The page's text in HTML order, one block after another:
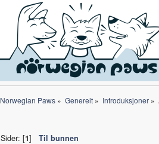
Norwegian Paws » Generelt» Introduksjoner»
Sider: [1] Til bunnen